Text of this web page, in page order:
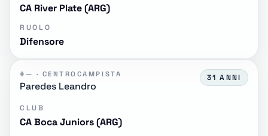
CA River Plate (ARG)
RUOLO
Difensore
#— · CENTROCAMPISTA
Paredes Leandro
31 ANNI
CLUB
CA Boca Juniors (ARG)